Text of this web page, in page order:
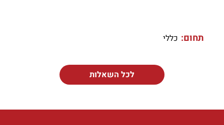
תחום: כללי
לכל השאלות